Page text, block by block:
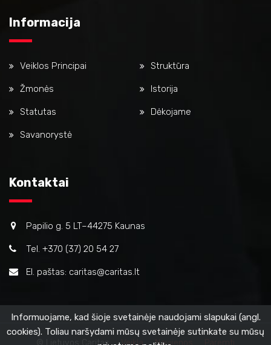
Informuojame, kad šioje svetainėje naudojami slapukai (angl.
cookies). Toliau naršydami mūsų svetainėje sutinkate su mūsų
Informacija
Veiklos Principai Struktūra
Žmonės Istorija
Statutas Dėkojame
Savanorystė
Kontaktai
Papilio g. 5 LT–44275 Kaunas
Tel. +370 (37) 20 54 27
El. paštas: caritas@caritas.lt
© Lietuvos Caritas Veikla Naujienos